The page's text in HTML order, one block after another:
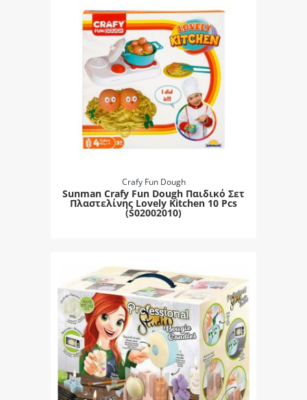
Crafy Fun Dough
Sunman Crafy Fun Dough Παιδικό Σετ
Πλαστελίνης Lovely Kitchen 10 Pcs
(S02002010)